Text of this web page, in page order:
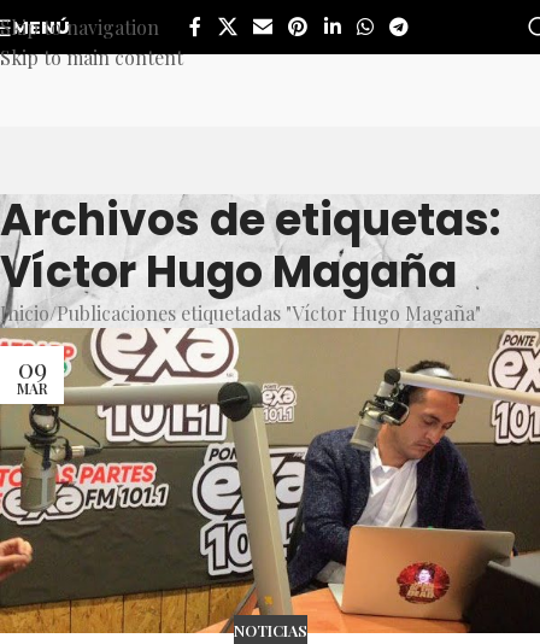
Skip to navigation
Skip to main content
MENÚ
Archivos de etiquetas:
Víctor Hugo Magaña
Inicio Publicaciones etiquetadas "Víctor Hugo Magaña"
09
MAR
NOTICIAS